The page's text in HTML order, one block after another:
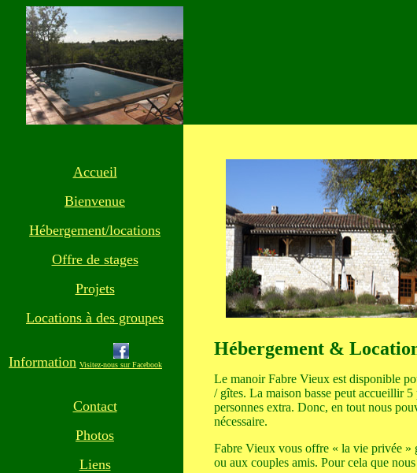
Accueil
Bienvenue
Hébergement/locations
Offre de stages
Projets
Locations à des groupes
Information Visitez-nous sur Facebook
Contact
Photos
Liens
Hébergement &
Le manoir Fabre Vieux est disponible
/ gîtes. La maison basse peut accueillir
personnes extra. Donc, en tout nous
nécessaire.
Fabre Vieux vous offre « la vie privée »
ou aux couples amis. Pour cela que